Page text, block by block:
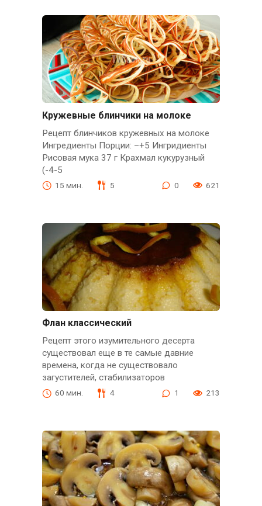
Кружевные блинчики на молоке
Рецепт блинчиков кружевных на молоке
Ингредиенты Порции: –+5 Ингридиенты
Рисовая мука 37 г Крахмал кукурузный
(-4-5
15 мин. 5 0 621
Флан классический
Рецепт этого изумительного десерта
существовал еще в те самые давние
времена, когда не существовало
загустителей, стабилизаторов
60 мин. 4 1 213